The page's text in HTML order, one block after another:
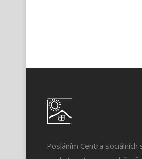
Posláním Centra sociálních